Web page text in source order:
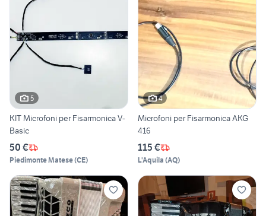
5
KIT Microfoni per Fisarmonica V-
Basic
50 €
Piedimonte Matese(CE)
4
Microfoni per Fisarmonica AKG
416
115 €
L'Aquila (AQ)